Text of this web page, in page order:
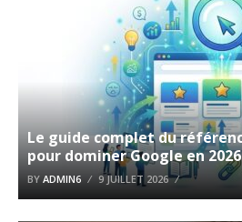
Le guide complet du
pour dominer Google en 2026
BY ADMIN6 9 JUILLET 2026